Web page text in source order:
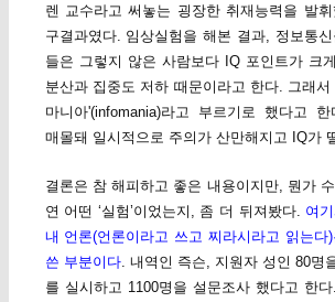
렌 교수라고 써놓는 굉장한 취재능력을 발
구결과였다. 임상실험을 해본 결과, 정보통
들은 그렇지 않은 사람보다 IQ 포인트가 크
분산과 집중도 저하 때문이라고 한다. 그래서
마니아'(infomania)라고 부르기로 했다고 한
매몰돼 일시적으로 주의가 산만해지고 IQ가
결론은 참 해피하고 좋은 내용이지만, 뭔가
연 어떤 ‘실험’이었는지, 좀 더 뒤져봤다. 여
내 언론(언론이라고 쓰고 찌라시라고 읽는다
쓴 부분이다. 내역인 즉슨, 지원자 성인 80명
를 실시하고 1100명을 설문조사 했다고 한